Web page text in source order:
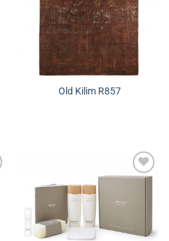
Old Kilim R857
Додади во